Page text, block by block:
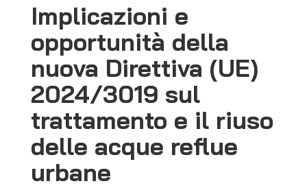
Implicazioni e
opportunità della
nuova Direttiva (UE)
2024/3019 sul
trattamento e il riuso
delle acque reflue
urbane